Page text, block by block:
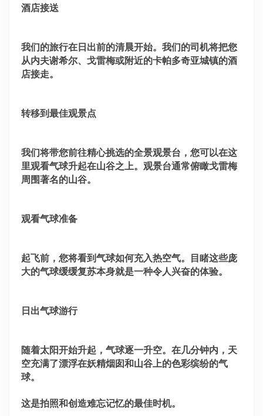
酒店接送
我们的旅行在日出前的清晨开始。我们的司机将把您
从内夫谢希尔、戈雷梅或附近的卡帕多奇亚城镇的酒
店接走。
转移到最佳观景点
我们将带您前往精心挑选的全景观景台，您可以在这
里观看气球升起在山谷之上。观景台通常俯瞰戈雷梅
周围著名的山谷。
观看气球准备
起飞前，您将看到气球如何充入热空气。目睹这些庞
大的气球缓缓复苏本身就是一种令人兴奋的体验。
日出气球游行
随着太阳开始升起，气球逐一升空。在几分钟内，天
空充满了漂浮在妖精烟囱和山谷上的色彩缤纷的气
球。
这是拍照和创造难忘记忆的最佳时机。